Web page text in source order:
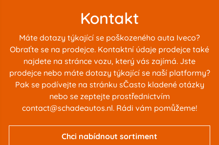
Kontakt
Máte dotazy týkající se poškozeného auta Iveco?
Obraťte se na prodejce. Kontaktní údaje prodejce také
najdete na stránce vozu, který vás zajímá. Jste
prodejce nebo máte dotazy týkající se naší platformy?
Pak se podívejte na stránku sČasto kladené otázky
nebo se zeptejte prostřednictvím
contact@schadeautos.nl. Rádi vám pomůžeme!
Chci nabídnout sortiment